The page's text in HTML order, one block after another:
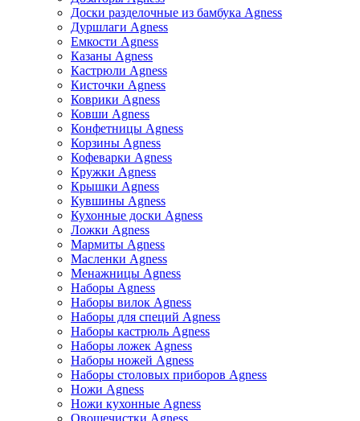
Доски разделочные из бамбука Agness
Дуршлаги Agness
Емкости Agness
Казаны Agness
Кастрюли Agness
Кисточки Agness
Коврики Agness
Ковши Agness
Конфетницы Agness
Корзины Agness
Кофеварки Agness
Кружки Agness
Крышки Agness
Кувшины Agness
Кухонные доски Agness
Ложки Agness
Мармиты Agness
Масленки Agness
Менажницы Agness
Наборы Agness
Наборы вилок Agness
Наборы для специй Agness
Наборы кастрюль Agness
Наборы ложек Agness
Наборы ножей Agness
Наборы столовых приборов Agness
Ножи Agness
Ножи кухонные Agness
Овощечистки Agness